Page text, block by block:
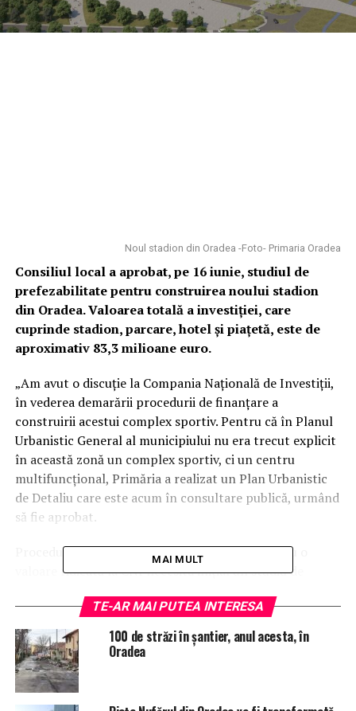
Noul stadion din Oradea -Foto- Primaria Oradea
Consiliul local a aprobat, pe 16 iunie, studiul de
prefezabilitate pentru construirea noului stadion
din Oradea. Valoarea totală a investiției, care
cuprinde stadion, parcare, hotel și piațetă, este de
aproximativ 83,3 milioane euro.
„Am avut o discuție la Compania Națională de Investiții,
în vederea demarării procedurii de finanțare a
construirii acestui complex sportiv. Pentru că în Planul
Urbanistic General al municipiului nu era trecut explicit
în această zonă un complex sportiv, ci un centru
multifuncțional, Primăria a realizat un Plan Urbanistic
de Detaliu care este acum în consultare publică, urmând
să fie aprobat.
Procedura de avizare a unor astfel de investiții cu o
valoare ridicată la CNI necesita inițial un studiu de
convenit cu proiectanții să realizeze acest studiu de
prefezabilitate. Totodată, pentru a nu avea probleme de
adjudecare a lucrării în momentul în care se va da
drumul la licitație, mai ales că prețul materialelor de
construcție a crescut mult în ultimul timp, la acest
studiu de prefezabilitate s-a actualizat și lista prețurilor,
MAI MULT
TE-AR MAI PUTEA INTERESA
100 de străzi în șantier, anul acesta, în
Oradea